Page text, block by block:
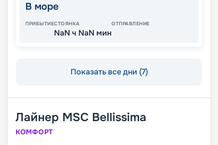
В море
ПРИБЫТИЕСТОЯНКА
NaN ч NaN мин
ОТПРАВЛЕНИЕ
Показать все дни (7)
Лайнер MSC Bellissima
КОМФОРТ